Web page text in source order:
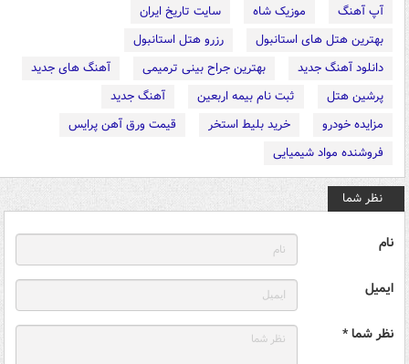
آپ آهنگ موزیک شاه
سایت تاریخ ایران
بهترین هتل های استانبول
رزرو هتل استانبول
دانلود آهنگ جدید
بهترین جراح بینی ترمیمی
آهنگ های جدید
پرشین هتل
ثبت نام بیمه اربعین
آهنگ جدید
مزایده خودرو
خرید بلیط استخر
قیمت ورق آهن پرایس
فروشنده مواد شیمیایی
نظر شما
نام
ایمیل
نظر شما *